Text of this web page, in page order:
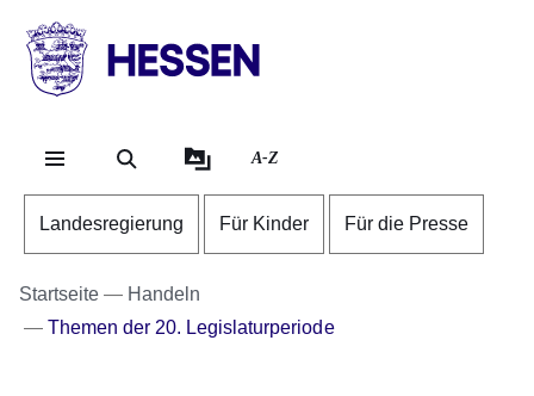
HESSEN
Landesregierung
A-Z
Landesregierung Für Kinder Für die Presse
Startseite
Handeln
Themen der 20. Legislaturperiode